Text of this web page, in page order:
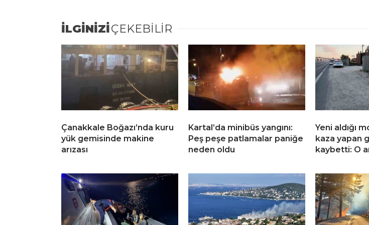
İLGİNİZİÇEKEBİLİR
Çanakkale Boğazı’nda kuru
yük gemisinde makine
arızası
Kartal’da minibüs yangını:
Peş peşe patlamalar paniğe
neden oldu
Yeni aldığı
kaza yapan
kaybetti: O